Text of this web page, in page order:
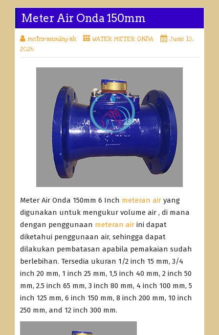
Meter Air Onda 150mm
meteranminyak WATER METER ONDA
June 15,
2024
Meter Air Onda 150mm 6 Inch meteran air yang
digunakan untuk mengukur volume air , di mana
dengan penggunaan meteran air ini dapat
diketahui penggunaan air, sehingga dapat
dilakukan pembatasan apabila pemakaian sudah
berlebihan. Tersedia ukuran 1/2 inch 15 mm, 3/4
inch 20 mm, 1 inch 25 mm, 1,5 inch 40 mm, 2 inch 50
mm, 2.5 inch 65 mm, 3 inch 80 mm, 4 inch 100 mm, 5
inch 125 mm, 6 inch 150 mm, 8 inch 200 mm, 10 inch
250 mm, and 12 inch 300 mm.